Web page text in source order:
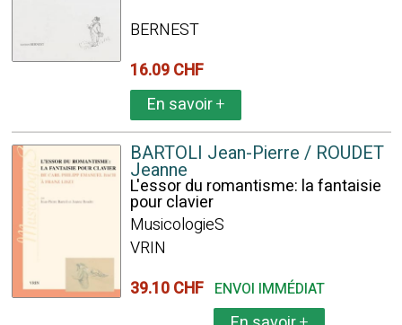
BERNEST
16.09 CHF
En savoir+
BARTOLI Jean-Pierre / ROUDET
Jeanne
L'essor du romantisme: la fantaisie
pour clavier
MusicologieS
VRIN
39.10 CHF ENVOI IMMÉDIAT